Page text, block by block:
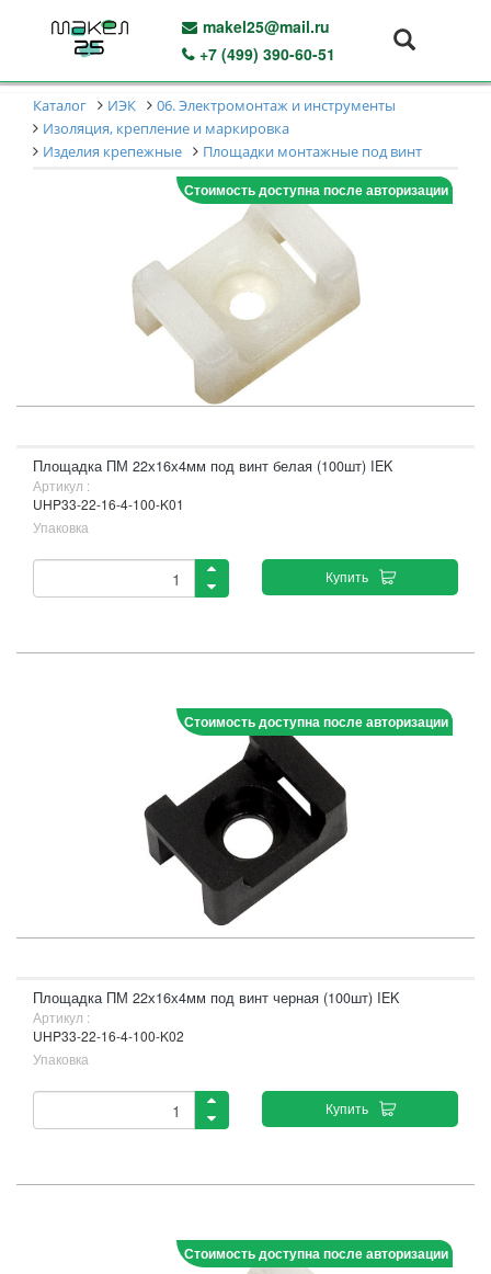
makel25@mail.ru
+7 (499) 390-60-51
Каталог ИЭК
06. Электромонтаж и инструменты
Изоляция, крепление и маркировка
Изделия крепежные
Площадки монтажные под винт
Стоимость доступна после авторизации
Площадка ПМ 22х16х4мм под винт белая (100шт) IEK
Артикул :
UHP33-22-16-4-100-K01
Упаковка
Купить
Стоимость доступна после авторизации
Площадка ПМ 22х16х4мм под винт черная (100шт) IEK
Артикул :
UHP33-22-16-4-100-K02
Упаковка
Купить
Стоимость доступна после авторизации